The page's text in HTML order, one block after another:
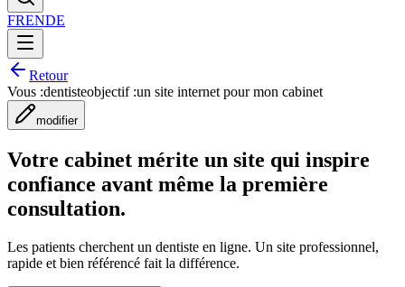
FRENDE
Retour
Vous :dentisteobjectif :un site internet pour mon cabinet
modifier
Votre cabinet mérite un site qui inspire
confiance avant même la première
consultation.
Les patients cherchent un dentiste en ligne. Un site professionnel,
rapide et bien référencé fait la différence.